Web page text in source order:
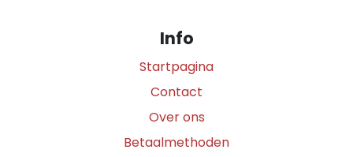
Info
Startpagina
Contact
Over ons
Betaalmethoden